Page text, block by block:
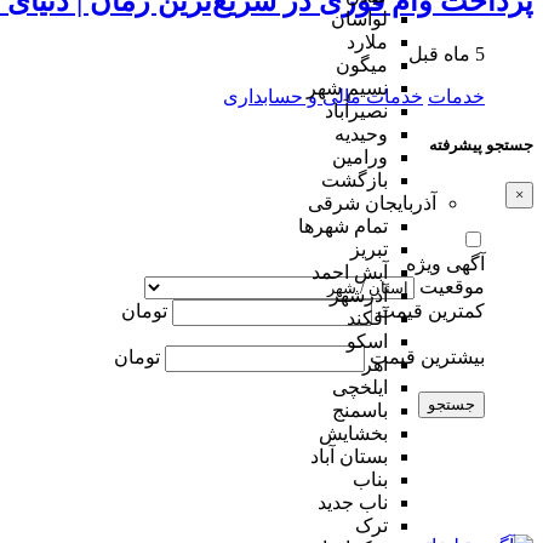
لواسان
ملارد
میگون
نسیم شهر
نصیرآباد
وحیدیه
ورامین
بازگشت
آذربایجان شرقی
تمام شهر‌ها
تبریز
آبش احمد
آذرشهر
آقکند
اسکو
اهر
ایلخچی
باسمنج
بخشایش
بستان آباد
بناب
ناب جدید
ترک
5 ماه قبل
خدمات خدمات مالی و حسابداری
جستجو پیشرفته
×
آگهی ویژه
موقعیت
کمترین قیمت
تومان
بیشترین قیمت تومان
جستجو